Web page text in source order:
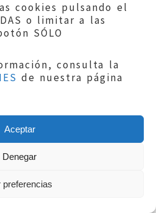
cookies pulsando el
o limitar a las
SÓLO
consulta la
de nuestra página
Aceptar
Denegar
preferencias
deportivos,
caso omiso de
"
reforma del código
establecer
implicados
archivos de
tener en
casos." Y es
están
escolar de los